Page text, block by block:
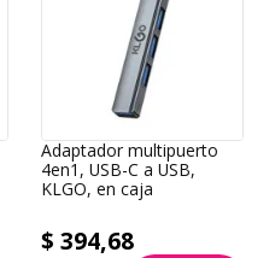
Adaptador multipuerto
4en1, USB-C a USB,
KLGO, en caja
$ 394,68